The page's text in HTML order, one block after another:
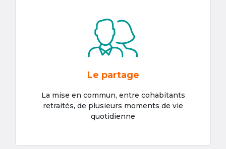
Le partage
La mise en commun, entre cohabitants
retraités, de plusieurs moments de vie
quotidienne